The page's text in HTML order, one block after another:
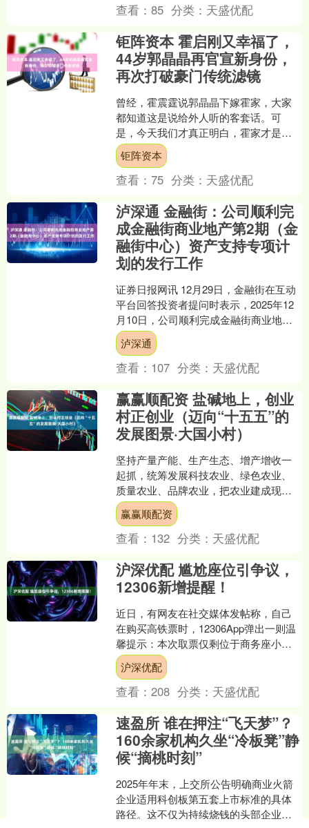
查看：85 分类： 天盛优配
钜阵资本 霍启刚又幸福了，
44岁郭晶晶再官宣新身份，
再次打破豪门传统滤镜
曾经，霍震霆说郭晶晶下嫁霍家，大家
都知道这是说给外人听的客套话。可
是，今天我们才真正明白，霍家才是那
个捡到宝的人。 展开剩余76% 郭晶晶用
自己的努力，证明了奥....
钜阵资本
查看：75 分类： 天盛优配
泸深通 金融街：公司顺利完
成金融街商业地产第2期（金
融街中心）资产支持专项计
划的发行工作
证券日报网讯 12月29日，金融街在互动
平台回答投资者提问时表示，2025年12
月10日，公司顺利完成金融街商业地产
第2期（金融街中心）资产支持专项计划
（以下简....
泸深通
查看： 107 分类： 天盛优配
赢赢顺配资 盐碱地上，创业
村正创业（迈向“十五五”的
发展图景·大国小村）
坚持产量产能、生产生态、增产增收一
起抓，统筹发展科技农业、绿色农业、
质量农业、品牌农业，把农业建成现代
化大产业。 ——摘自“十五五”规划建议
吉林省白城市镇赉县....
赢赢顺配资
查看： 132 分类： 天盛优配
沪深优配 尴尬座位引争议，
12306新增提醒！
近日，有网友在社交媒体发帖称，自己
在购买高铁票时，12306App弹出一则温
馨提示：本次取票仅剩位于商务座小舱
后排的一等座位（椅背不可调整，双人
座中间无隔开扶手....
沪深优配
查看：208 分类： 天盛优配
速盈所 谁在押注“飞天梦”？
160余家机构久坐“冷板凳”静
候“摘桃时刻”
2025年年末，上交所公告明确商业火箭
企业适用科创板第五套上市标准的具体
路径。这不仅为持续烧钱的头部企业打